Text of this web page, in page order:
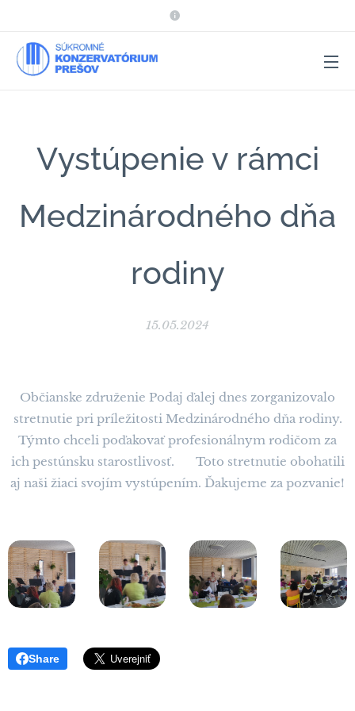
Vystúpenie v rámci
Medzinárodného dňa
rodiny
15.05.2024
Občianske združenie Podaj ďalej dnes zorganizovalo
stretnutie pri príležitosti Medzinárodného dňa rodiny.
Týmto chceli poďakovať profesionálnym rodičom za
ich pestúnsku starostlivosť. 🌸 Toto stretnutie obohatili
aj naši žiaci svojím vystúpením. Ďakujeme za pozvanie!
Share